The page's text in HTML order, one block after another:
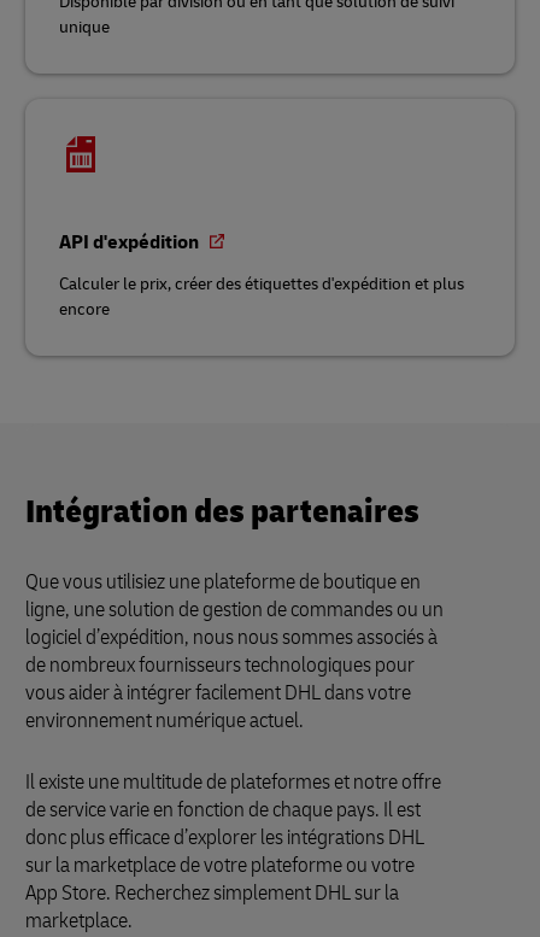
unique
API d'expédition
Calculer le prix, créer des étiquettes d'expédition et plus
encore
Intégration des partenaires
Que vous utilisiez une plateforme de boutique en
ligne, une solution de gestion de commandes ou un
logiciel d’expédition, nous nous sommes associés à
de nombreux fournisseurs technologiques pour
vous aider à intégrer facilement DHL dans votre
environnement numérique actuel.
Il existe une multitude de plateformes et notre offre
de service varie en fonction de chaque pays. Il est
donc plus efficace d’explorer les intégrations DHL
sur la marketplace de votre plateforme ou votre
App Store. Recherchez simplement DHL sur la
marketplace.